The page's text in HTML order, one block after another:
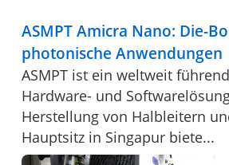
ASMPT Amicra Nano: Die-
photonische Anwendungen
ASMPT ist ein weltweit
Hardware- und
Herstellung von Halbleitern
Hauptsitz in Singapur biete...